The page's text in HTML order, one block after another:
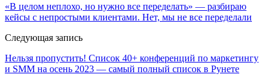
«В целом неплохо, но нужно все переделать» — разбираю
кейсы с непростыми клиентами. Нет, мы не все переделали
Следующая запись
Нельзя пропустить! Список 40+ конференций по маркетингу
и SMM на осень 2023 — самый полный список в Рунете